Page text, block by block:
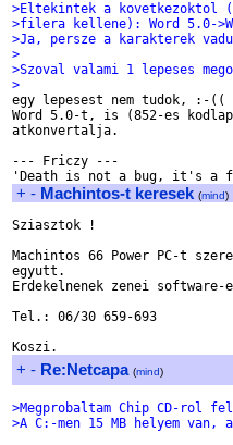
>Eltekintek a kovetkezoktol
>filera kellene): Word 5.0-
>Ja, persze a karakterek
>
>Szoval valami 1 lepeses
>
egy lepesest nem tudok, :-((
Word 5.0-t, is (852-es
atkonvertalja.
--- Friczy ---
+ - Machintos-t keresek (mind)
Sziasztok !
Machintos 66 Power PC-t
egyutt.
Erdekelnenek zenei
Tel.: 06/30 659-693
+ - Re:Netcapa (mind)
>Megprobaltam Chip CD-rol
>A C:-men 15 MB helyem van,